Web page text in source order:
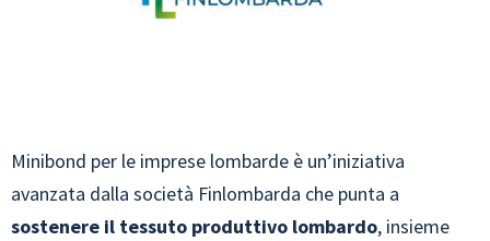
Minibond per le imprese lombarde è un’iniziativa
avanzata dalla società Finlombarda che punta a
sostenere il tessuto produttivo lombardo, insieme